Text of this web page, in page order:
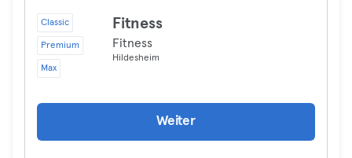
Classic
Premium
Max
Fitness
Fitness
Hildesheim
Weiter